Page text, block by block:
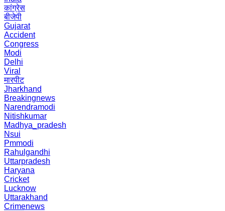
कांग्रेस
बीजेपी
Gujarat
Accident
Congress
Modi
Delhi
Viral
मारपीट
Jharkhand
Breakingnews
Narendramodi
Nitishkumar
Madhya_pradesh
Nsui
Pmmodi
Rahulgandhi
Uttarpradesh
Haryana
Cricket
Lucknow
Uttarakhand
Crimenews